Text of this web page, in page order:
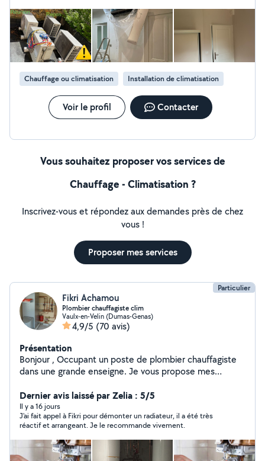
Chauffage ou climatisation Installation de climatisation
Voir le profil Contacter
Vous souhaitez proposer vos services de
Chauffage - Climatisation ?
Inscrivez-vous et répondez aux demandes près de chez
vous !
Proposer mes services
Particulier
Fikri Achamou
Plombier chauffagiste clim
Vaulx-en-Velin (Dumas-Genas)
4,9/5 (70 avis)
Présentation
Bonjour , Occupant un poste de plombier chauffagiste
dans une grande enseigne. Je vous propose mes
de tout type d'équipement thermique. Réglage et
régulation . Installation de chaudière, climatisation.
Alimentation en eau tout ce qui est en rapport avec le
confort de votre maison . Je propose également mes
services pour vous aider à améliorer vos factures
d'énergie. O778701929
Dernier avis laissé par Zelia : 5/5
Il y a 16 jours
J'ai fait appel à Fikri pour démonter un radiateur, il a été très
réactif et arrangeant. Je le recommande vivement.